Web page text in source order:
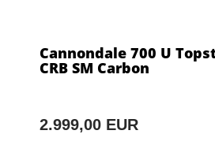
Cannondale 700 U
CRB SM Carbon
2.999,00 EUR